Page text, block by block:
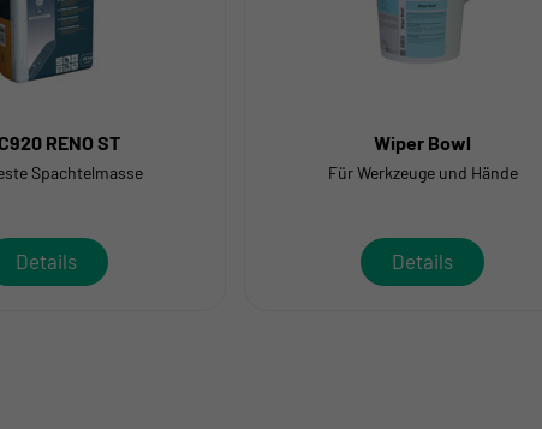
RENO ST
Spachtelmasse
Details
Wiper Bowl
Für Werkzeuge und Hände
Details